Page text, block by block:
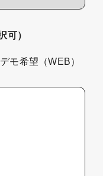
可）
モ希望（WEB）